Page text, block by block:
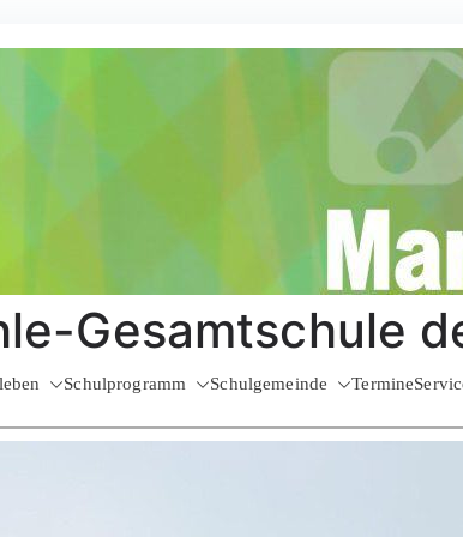
Gesamtschule
Schulprogramm Schulgemeinde Termine